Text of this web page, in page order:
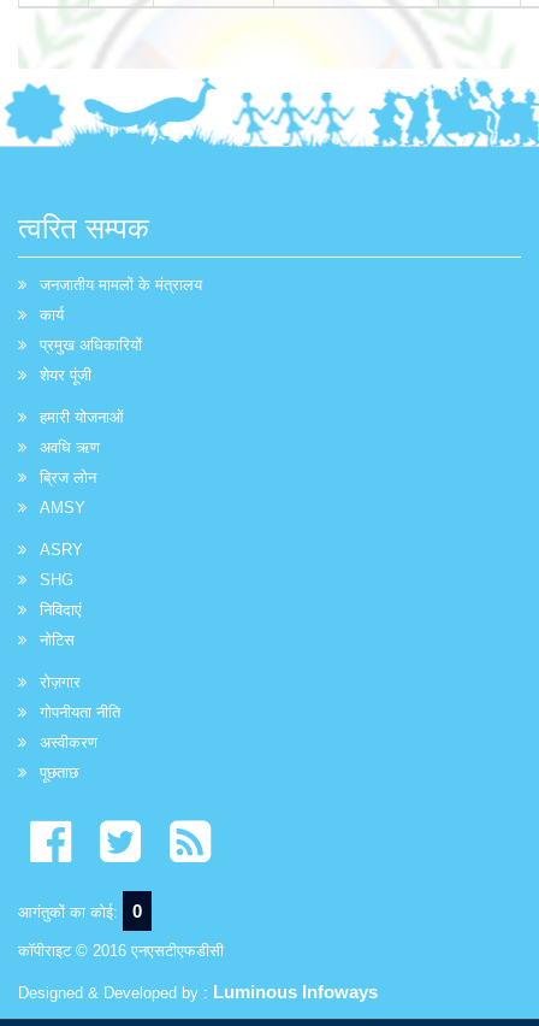
त्वरित सम्पक
जनजातीय मामलों के मंत्रालय
कार्य
प्रमुख अधिकारियों
शेयर पूंजी
हमारी योजनाओं
अवधि ऋण
ब्रिज लोन
AMSY
ASRY
SHG
निविदाएं
नोटिस
रोज़गार
गोपनीयता नीति
अस्वीकरण
पूछताछ
आगंतुकों का कोई: 0
कॉपीराइट © 2016 एनएसटीएफडीसी
Designed & Developed by : Luminous Infoways